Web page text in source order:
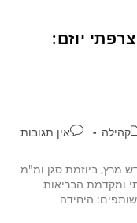
יוזם:
קהילה אין תגובות
מרץ, ביוזמת סגן ומ"מ
ומקדמת הבריאות
שותפים: היחידה